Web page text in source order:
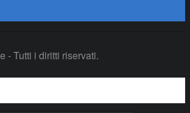
- Tutti i diritti riservati.